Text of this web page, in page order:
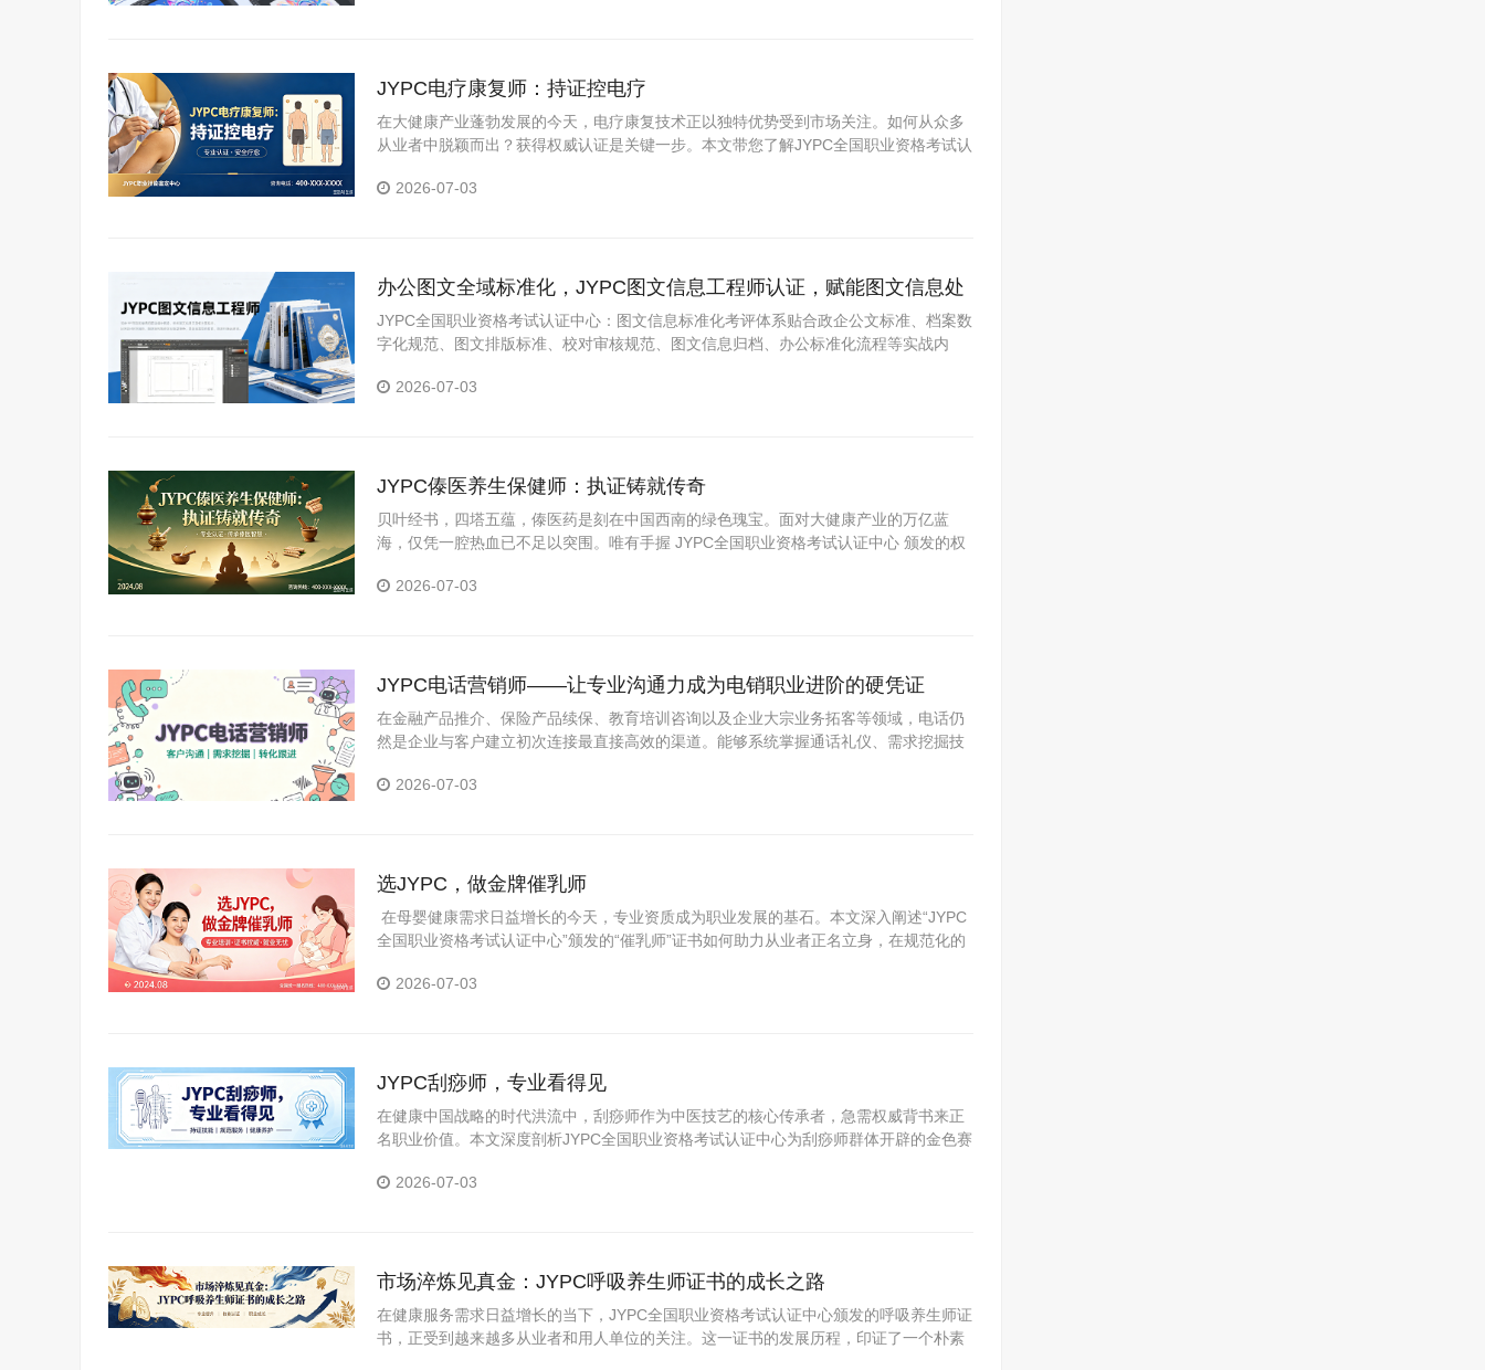
JYPC电疗康复师：持证控电疗
在大健康产业蓬勃发展的今天，电疗康复技术正以独特优势受到市场关注。如何从众多
从业者中脱颖而出？获得权威认证是关键一步。本文带您了解JYPC全国职业资格考试认
展。2026-07-03
办公图文全域标准化，JYPC图文信息工程师认证，赋能图文信息处
理人才规范进阶
JYPC全国职业资格考试认证中心：图文信息标准化考评体系贴合政企公文标准、档案数
字化规范、图文排版标准、校对审核规范、图文信息归档、办公标准化流程等实战内
适用于求职、晋升、档案项目配套、学分认定等
2026-07-03
JYPC傣医养生保健师：执证铸就传奇
贝叶经书，四塔五蕴，傣医药是刻在中国西南的绿色瑰宝。面对大健康产业的万亿蓝
海，仅凭一腔热血已不足以突围。唯有手握 JYPC全国职业资格考试认证中心 颁发的权
2026-07-03
JYPC电话营销师——让专业沟通力成为电销职业进阶的硬凭证
在金融产品推介、保险产品续保、教育培训咨询以及企业大宗业务拓客等领域，电话仍
然是企业与客户建立初次连接最直接高效的渠道。能够系统掌握通话礼仪、需求挖掘技
销部及大型企业的客户开发团队中备受重视。
2026-07-03
选JYPC，做金牌催乳师
在母婴健康需求日益增长的今天，专业资质成为职业发展的基石。本文深入阐述“JYPC
全国职业资格考试认证中心”颁发的“催乳师”证书如何助力从业者正名立身，在规范化的
2026-07-03
JYPC刮痧师，专业看得见
在健康中国战略的时代洪流中，刮痧师作为中医技艺的核心传承者，急需权威背书来正
名职业价值。本文深度剖析JYPC全国职业资格考试认证中心为刮痧师群体开辟的金色赛
技术专家的华丽转身。
2026-07-03
市场淬炼见真金：JYPC呼吸养生师证书的成长之路
在健康服务需求日益增长的当下，JYPC全国职业资格考试认证中心颁发的呼吸养生师证
书，正受到越来越多从业者和用人单位的关注。这一证书的发展历程，印证了一个朴素